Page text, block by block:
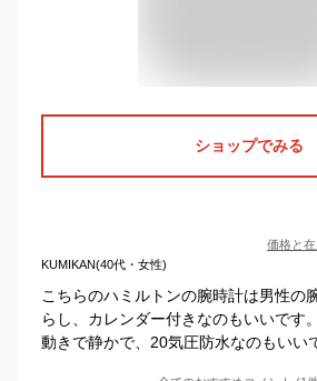
ショップでみる
価格と
KUMIKAN(40代・女性)
こちらのハミルトンの腕時計は男性の
らし、カレンダー付きなのもいいです
動きで静かで、20気圧防水なのもいい